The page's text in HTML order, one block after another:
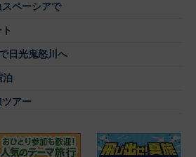
スペーシアで
日光鬼怒川へ
泊
ツアー